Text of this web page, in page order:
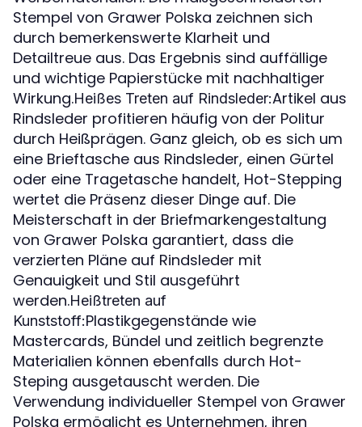
Stempel von Grawer Polska zeichnen sich
durch bemerkenswerte Klarheit und
Detailtreue aus. Das Ergebnis sind auffällige
und wichtige Papierstücke mit nachhaltiger
Wirkung.Heißes Treten auf Rindsleder:Artikel aus
Rindsleder profitieren häufig von der Politur
durch Heißprägen. Ganz gleich, ob es sich um
eine Brieftasche aus Rindsleder, einen Gürtel
oder eine Tragetasche handelt, Hot-Stepping
wertet die Präsenz dieser Dinge auf. Die
Meisterschaft in der Briefmarkengestaltung
von Grawer Polska garantiert, dass die
verzierten Pläne auf Rindsleder mit
Genauigkeit und Stil ausgeführt
werden.Heißtreten auf
Kunststoff:Plastikgegenstände wie
Mastercards, Bündel und zeitlich begrenzte
Materialien können ebenfalls durch Hot-
Steping ausgetauscht werden. Die
Verwendung individueller Stempel von Grawer
Polska ermöglicht es Unternehmen, ihren